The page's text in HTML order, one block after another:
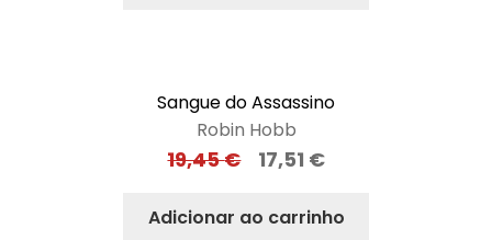
Sangue do Assassino
Robin Hobb
19,45€ 17,51 €
Adicionar ao carrinho